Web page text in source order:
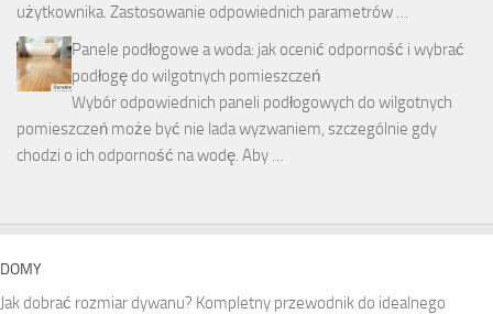
użytkownika. Zastosowanie odpowiednich parametrów …
Panele podłogowe a woda: jak ocenić odporność i wybrać
podłogę do wilgotnych pomieszczeń
Wybór odpowiednich paneli podłogowych do wilgotnych
pomieszczeń może być nie lada wyzwaniem, szczególnie gdy
chodzi o ich odporność na wodę. Aby …
DOMY
Jak dobrać rozmiar dywanu? Kompletny przewodnik do idealnego